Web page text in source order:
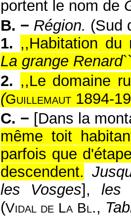
portent le nom de
B. − Région. (Sud
1. ,,Habitation du
La grange Renard
2. ,,Le domaine
(Guillemaut 1894-
C. − [Dans la
même toit
parfois que
descendent.
les Vosges], les
(Vidal de La Bl.,